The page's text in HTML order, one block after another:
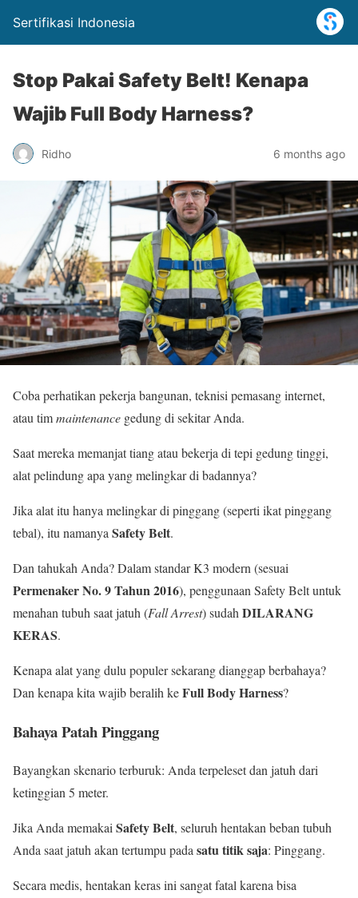
Sertifikasi Indonesia
Stop Pakai Safety Belt! Kenapa
Wajib Full Body Harness?
Ridho 6 months ago
Coba perhatikan pekerja bangunan, teknisi pemasang internet,
atau timmaintenance gedung di sekitar Anda.
Saat mereka memanjat tiang atau bekerja di tepi gedung tinggi,
alat pelindung apa yang melingkar di badannya?
Jika alat itu hanya melingkar di pinggang (seperti ikat pinggang
tebal), itu namanya Safety Belt.
Dan tahukah Anda? Dalam standar K3 modern (sesuai
Permenaker No. 9 Tahun 2016), penggunaan Safety Belt untuk
menahan tubuh saat jatuh (Fall Arrest) sudah DILARANG
KERAS.
Kenapa alat yang dulu populer sekarang dianggap berbahaya?
Dan kenapa kita wajib beralih keFull Body Harness?
Bahaya Patah Pinggang
Bayangkan skenario terburuk: Anda terpeleset dan jatuh dari
ketinggian 5 meter.
Jika Anda memakaiSafety Belt, seluruh hentakan beban tubuh
Anda saat jatuh akan tertumpu padasatu titik saja: Pinggang.
Secara medis, hentakan keras ini sangat fatal karena bisa